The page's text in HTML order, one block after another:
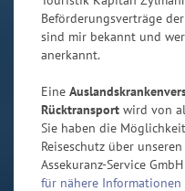
Beförderungsverträge
sind mir bekannt und
anerkannt.
Eine
Rücktransport wird von
Sie haben die
Reiseschutz über
Assekuranz-Service
für nähere Informationen